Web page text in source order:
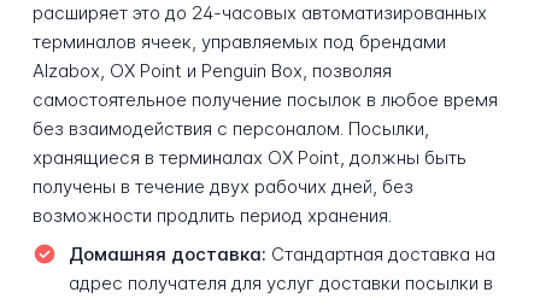
расширяет это до 24-часовых автоматизированных
терминалов ячеек, управляемых под брендами
Alzabox, OX Point и Penguin Box, позволяя
самостоятельное получение посылок в любое время
без взаимодействия с персоналом. Посылки,
хранящиеся в терминалах OX Point, должны быть
получены в течение двух рабочих дней, без
возможности продлить период хранения.
Домашняя доставка: Стандартная доставка на
адрес получателя для услуг доставки посылки в